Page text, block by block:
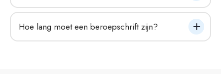
Hoe lang moet een beroepschrift zijn?